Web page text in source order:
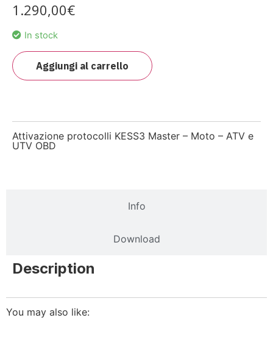
1.290,00€
In stock
Aggiungi al carrello
Attivazione protocolli KESS3 Master – Moto – ATV e
UTV OBD
Info
Download
Description
You may also like: